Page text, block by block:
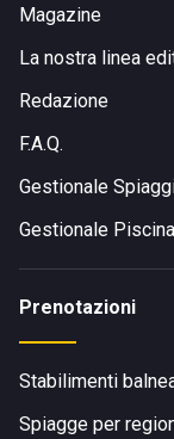
Magazine
La nostra linea
Redazione
F.A.Q.
Gestionale
Gestionale Piscina
Prenotazioni
Stabilimenti
Spiagge per